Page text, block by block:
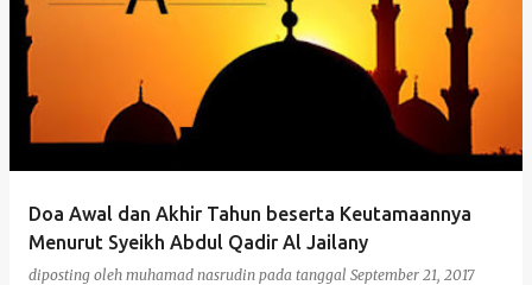
Doa Awal dan Akhir Tahun beserta Keutamaannya
Menurut Syeikh Abdul Qadir Al Jailany
diposting oleh muhamad nasrudin pada tanggal September 21, 2017